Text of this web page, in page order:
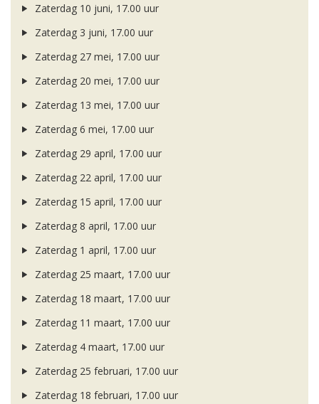
Zaterdag 10 juni, 17.00 uur
Zaterdag 3 juni, 17.00 uur
Zaterdag 27 mei, 17.00 uur
Zaterdag 20 mei, 17.00 uur
Zaterdag 13 mei, 17.00 uur
Zaterdag 6 mei, 17.00 uur
Zaterdag 29 april, 17.00 uur
Zaterdag 22 april, 17.00 uur
Zaterdag 15 april, 17.00 uur
Zaterdag 8 april, 17.00 uur
Zaterdag 1 april, 17.00 uur
Zaterdag 25 maart, 17.00 uur
Zaterdag 18 maart, 17.00 uur
Zaterdag 11 maart, 17.00 uur
Zaterdag 4 maart, 17.00 uur
Zaterdag 25 februari, 17.00 uur
Zaterdag 18 februari, 17.00 uur